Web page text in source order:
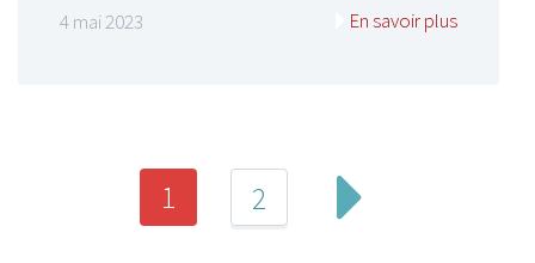
4 mai 2023 En savoir plus
1 2